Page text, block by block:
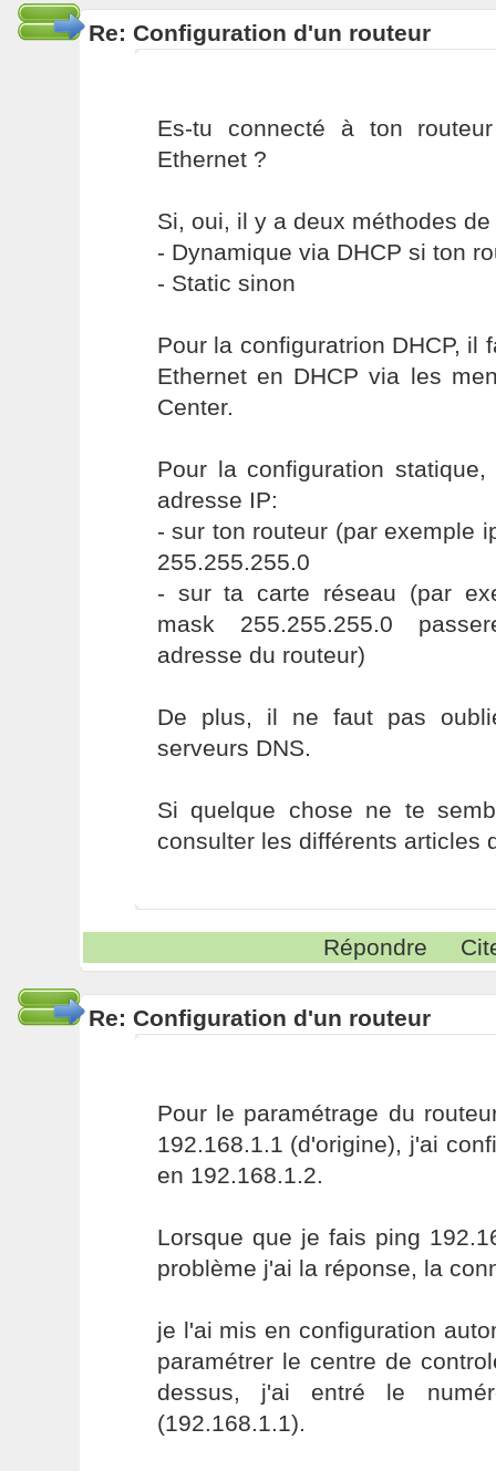
Re: Configuration d'un routeur
Es-tu connecté à ton
Ethernet ?
Si, oui, il y a deux méthodes
- Dynamique via DHCP si ton
- Static sinon
Pour la configuratrion DHCP, il
Ethernet en DHCP via les
Center.
Pour la configuration
adresse IP:
- sur ton routeur (par exemple
255.255.255.0
- sur ta carte réseau (par
mask 255.255.255.0
adresse du routeur)
De plus, il ne faut pas
serveurs DNS.
Si quelque chose ne te
consulter les différents articles
Répondre
Re: Configuration d'un routeur
Pour le paramétrage du
192.168.1.1 (d'origine), j'ai
en 192.168.1.2.
Lorsque que je fais ping
problème j'ai la réponse, la
je l'ai mis en configuration
paramétrer le centre de
dessus, j'ai entré le
(192.168.1.1).